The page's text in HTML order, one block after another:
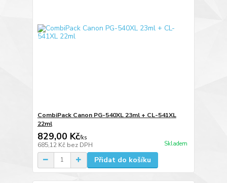
CombiPack Canon PG-540XL 23ml + CL-541XL
22ml
829,00 Kč/ks
685,12 Kč bez DPH Skladem
Přidat do košíku